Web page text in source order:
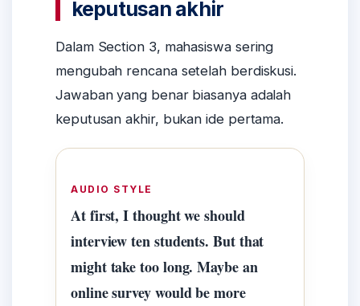
keputusan akhir
Dalam Section 3, mahasiswa sering
mengubah rencana setelah berdiskusi.
Jawaban yang benar biasanya adalah
keputusan akhir, bukan ide pertama.
AUDIO STYLE
At first, I thought we should
interview ten students. But that
might take too long. Maybe an
online survey would be more